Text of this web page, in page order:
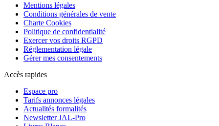
Mentions légales
Conditions générales de vente
Charte Cookies
Politique de confidentialité
Exercer vos droits RGPD
Réglementation légale
Gérer mes consentements
Accès rapides
Espace pro
Tarifs annonces légales
Actualités formalités
Newsletter JAL-Pro